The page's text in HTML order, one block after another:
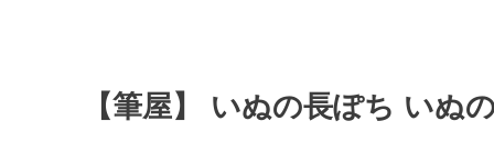
【筆屋】 いぬの長ぽち いぬ